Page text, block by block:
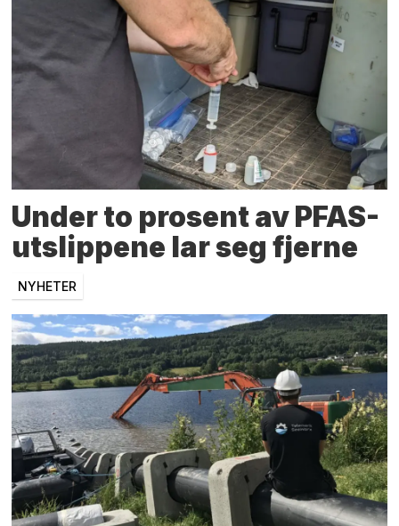
Under to prosent av PFAS-
utslippene lar seg fjerne
NYHETER